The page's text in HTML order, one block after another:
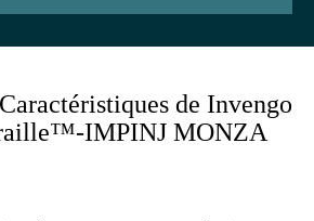
de Invengo
IMPINJ MONZA